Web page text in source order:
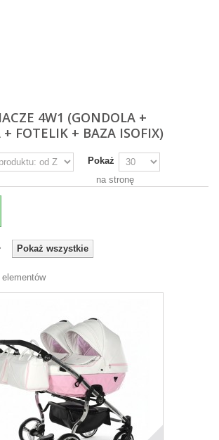
4W1 (GONDOLA +
+ FOTELIK + BAZA ISOFIX)
Pokaż
na stronę
Pokaż wszystkie